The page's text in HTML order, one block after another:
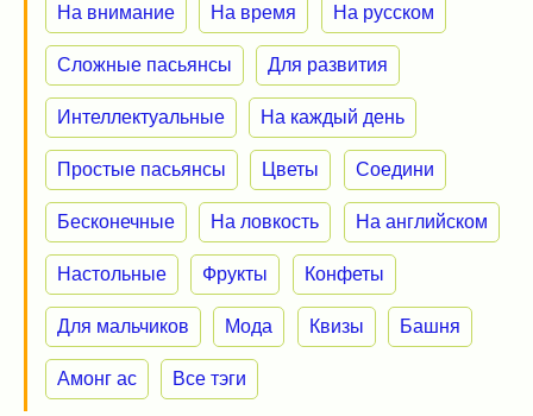
На внимание На время На русском
Сложные пасьянсы Для развития
Интеллектуальные На каждый день
Простые пасьянсы Цветы Соедини
Бесконечные На ловкость На английском
Настольные Фрукты Конфеты
Для мальчиков Мода Квизы Башня
Амонг ас Все тэги